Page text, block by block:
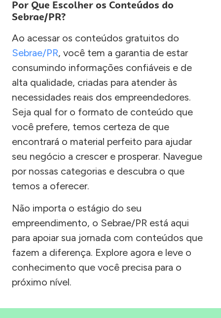
Por Que Escolher os Conteúdos do
Sebrae/PR?
Ao acessar os conteúdos gratuitos do
Sebrae/PR, você tem a garantia de estar
consumindo informações confiáveis e de
alta qualidade, criadas para atender às
necessidades reais dos empreendedores.
Seja qual for o formato de conteúdo que
você prefere, temos certeza de que
encontrará o material perfeito para ajudar
seu negócio a crescer e prosperar. Navegue
por nossas categorias e descubra o que
temos a oferecer.
Não importa o estágio do seu
empreendimento, o Sebrae/PR está aqui
para apoiar sua jornada com conteúdos que
fazem a diferença. Explore agora e leve o
conhecimento que você precisa para o
próximo nível.